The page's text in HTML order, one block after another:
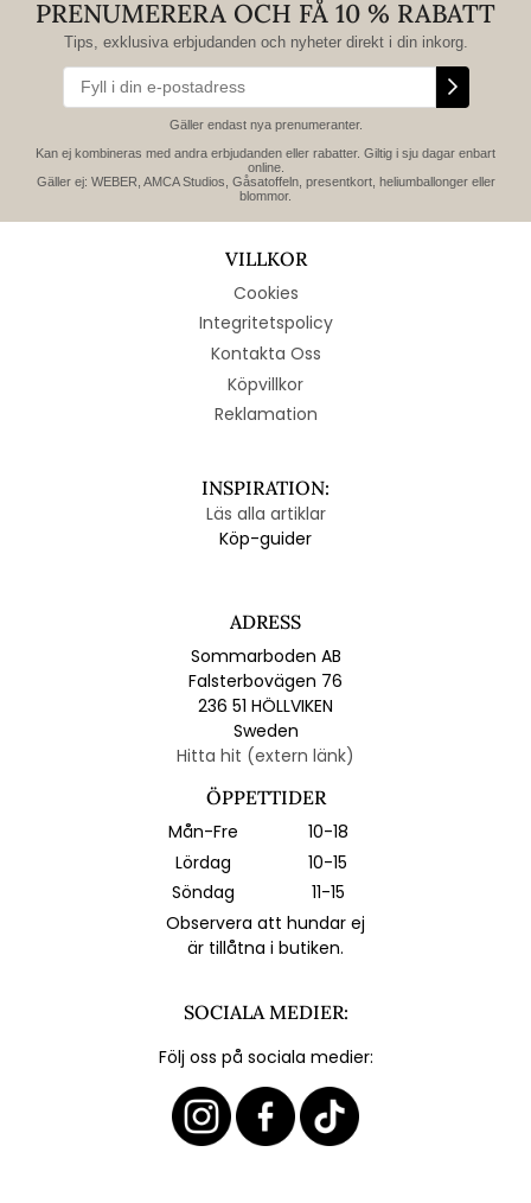
PRENUMERERA OCH FÅ 10 % RABATT
Tips, exklusiva erbjudanden och nyheter direkt i din inkorg.
Gäller endast nya prenumeranter.
Kan ej kombineras med andra erbjudanden eller rabatter. Giltig i sju dagar enbart
online.
Gäller ej: WEBER, AMCA Studios, Gåsatoffeln, presentkort, heliumballonger eller
blommor.
VILLKOR
Cookies
Integritetspolicy
Kontakta Oss
Köpvillkor
Reklamation
INSPIRATION:
Läs alla artiklar
Köp-guider
ADRESS
Sommarboden AB
Falsterbovägen 76
236 51 HÖLLVIKEN
Sweden
Hitta hit (extern länk)
ÖPPETTIDER
Mån-Fre
10-18
Lördag
10-15
Söndag
11-15
Observera att hundar ej
är tillåtna i butiken.
SOCIALA MEDIER:
Följ oss på sociala medier: